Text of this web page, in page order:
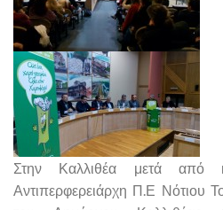
Στην Καλλιθέα μετά από
Αντιπερφερειάρχη Π.Ε Νότιου